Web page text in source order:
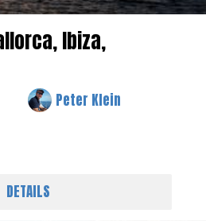
Ibiza,
Peter Klein
DETAILS